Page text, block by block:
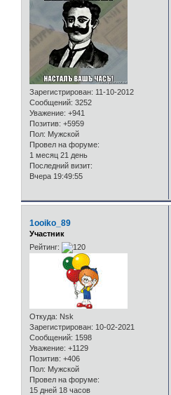
Зарегистрирован: 11-10-2012
Сообщений: 3252
Уважение: +941
Позитив: +5959
Пол: Мужской
Провел на форуме:
1 месяц 21 день
Последний визит:
Вчера 19:49:55
1ooiko_89
Участник
Рейтинг:
Откуда: Nsk
Зарегистрирован: 10-02-2021
Сообщений: 1598
Уважение: +1129
Позитив: +406
Пол: Мужской
Провел на форуме:
15 дней 18 часов